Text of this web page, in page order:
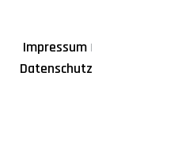
Impressum|
Datenschutz